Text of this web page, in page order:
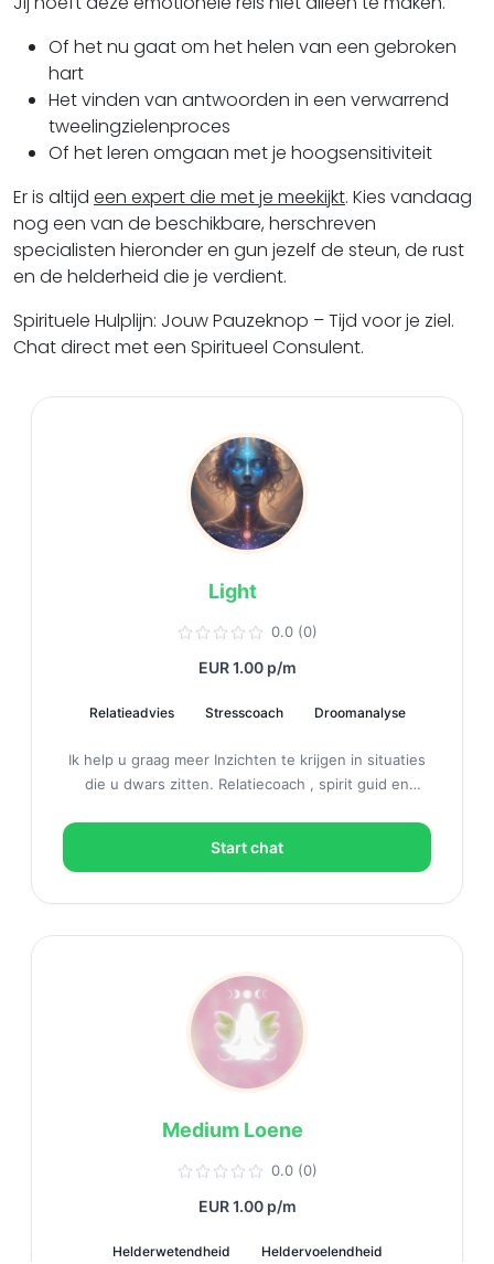
Of het nu gaat om het helen van een gebroken
hart
Het vinden van antwoorden in een verwarrend
tweelingzielenproces
Of het leren omgaan met je hoogsensitiviteit
Er is altijd een expert die met je meekijkt. Kies vandaag
nog een van de beschikbare, herschreven
specialisten hieronder en gun jezelf de steun, de rust
en de helderheid die je verdient.
Spirituele Hulplijn: Jouw Pauzeknop – Tijd voor je ziel.
Chat direct met een Spiritueel Consulent.